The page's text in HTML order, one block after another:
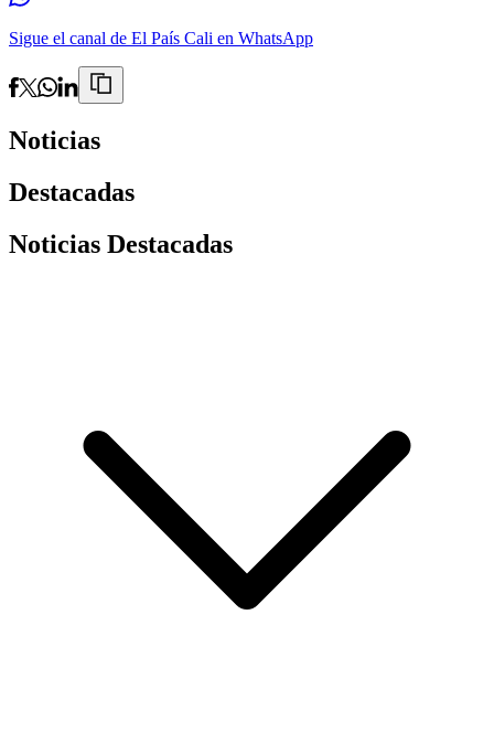
Sigue el canal de El País Cali en WhatsApp
Noticias
Destacadas
Noticias Destacadas